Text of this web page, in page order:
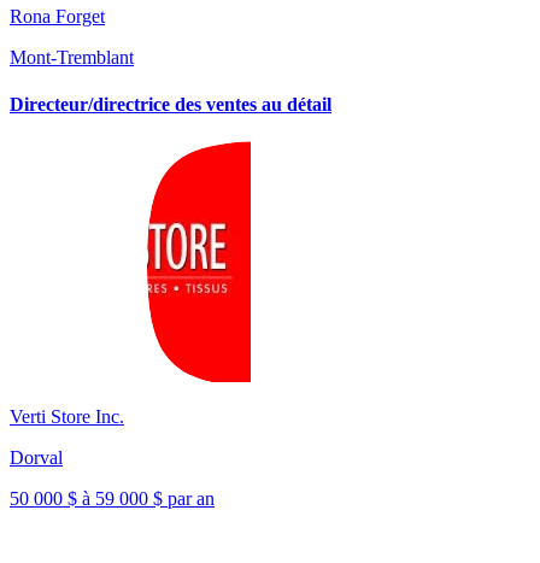
Rona Forget
Mont-Tremblant
Directeur/directrice des ventes au détail
Verti Store Inc.
Dorval
50 000 $ à 59 000 $ par an